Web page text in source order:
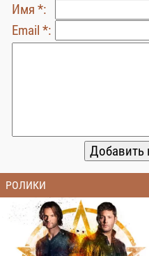
Имя *:
Email *:
РОЛИКИ